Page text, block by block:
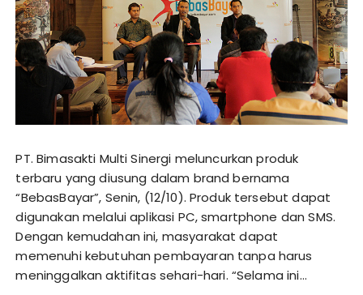
PT. Bimasakti Multi Sinergi meluncurkan produk
terbaru yang diusung dalam brand bernama
“BebasBayar”, Senin, (12/10). Produk tersebut dapat
digunakan melalui aplikasi PC, smartphone dan SMS.
Dengan kemudahan ini, masyarakat dapat
memenuhi kebutuhan pembayaran tanpa harus
meninggalkan aktifitas sehari-hari. “Selama ini…